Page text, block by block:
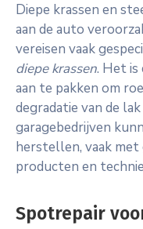
Diepe krassen en
aan de auto
vereisen vaak
diepe krassen. Het is
aan te pakken om
degradatie van de
garagebedrijven
herstellen, vaak met
producten en
Spotrepair